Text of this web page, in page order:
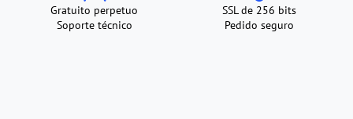
duplicados
Gratuito perpetuo
Soporte técnico
SSL de 256 bits
Pedido seguro